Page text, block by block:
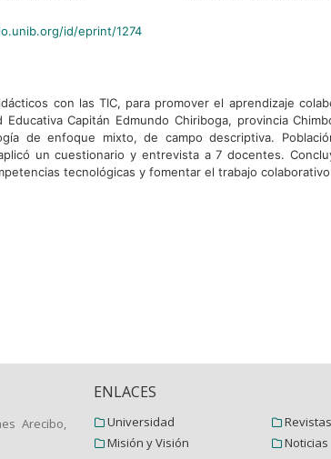
id/eprint/1274
con las TIC, para promover el aprendizaje
Educativa Capitán Edmundo Chiriboga, provincia
de enfoque mixto, de campo descriptiva.
un cuestionario y entrevista a 7 docentes.
tecnológicas y fomentar el trabajo colaborativo
Arecibo,
ENLACES
Universidad
Misión y Visión
Noticias